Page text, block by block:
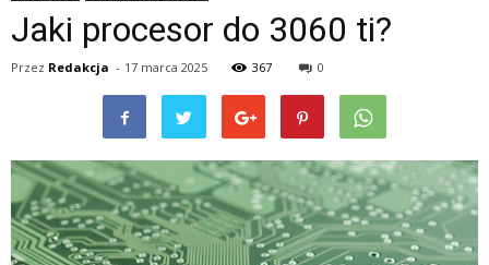
Jaki procesor do 3060 ti?
Przez Redakcja - 17 marca 2025 367 0